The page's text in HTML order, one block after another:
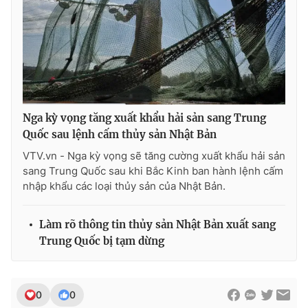
THỜI BÁO VTV
Theo dõi báo trên
Cơ quan chủ quản:Đài Truyền hình Việt Nam
Cơ quan báo chí:Thời báo VTV
cấp ngày 29/12/2023
Tổng Biên tập:Vũ Thanh Thủy
Tổng đài VTV: 024.38 355 931 - 024.38 355 932
Nga kỳ vọng tăng xuất khẩu hải sản sang Trung
Quốc sau lệnh cấm thủy sản Nhật Bản
VTV.vn - Nga kỳ vọng sẽ tăng cường xuất khẩu hải sản
sang Trung Quốc sau khi Bắc Kinh ban hành lệnh cấm
nhập khẩu các loại thủy sản của Nhật Bản.
Làm rõ thông tin thủy sản Nhật Bản xuất sang
Trung Quốc bị tạm dừng
0 0